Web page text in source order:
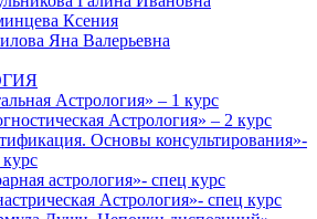
Ксения
Яна Валерьевна
Астрология» – 1 курс
Астрология» – 2 курс
Основы консультирования»-
астрология»- спец курс
Астрология»- спец курс